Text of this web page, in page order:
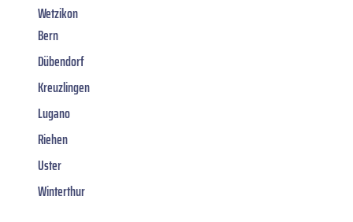
Wetzikon
Bern
Dübendorf
Kreuzlingen
Lugano
Riehen
Uster
Winterthur